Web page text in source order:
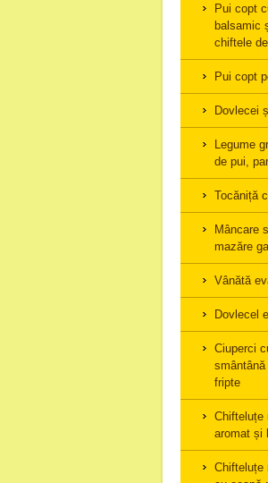
Pui copt
balsamic
chiftele
Pui copt
Dovlecei
Legume
de pui,
Tocăniță
Mâncare
mazăre
Vânătă
Dovlecel
Ciuperci
fripte
Chifteluțe
aromat și
Chifteluțe